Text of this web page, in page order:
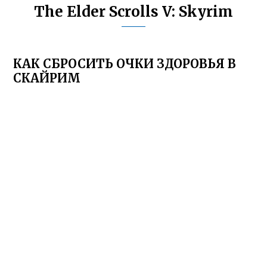
The Elder Scrolls V: Skyrim
КАК СБРОСИТЬ ОЧКИ ЗДОРОВЬЯ В
СКАЙРИМ